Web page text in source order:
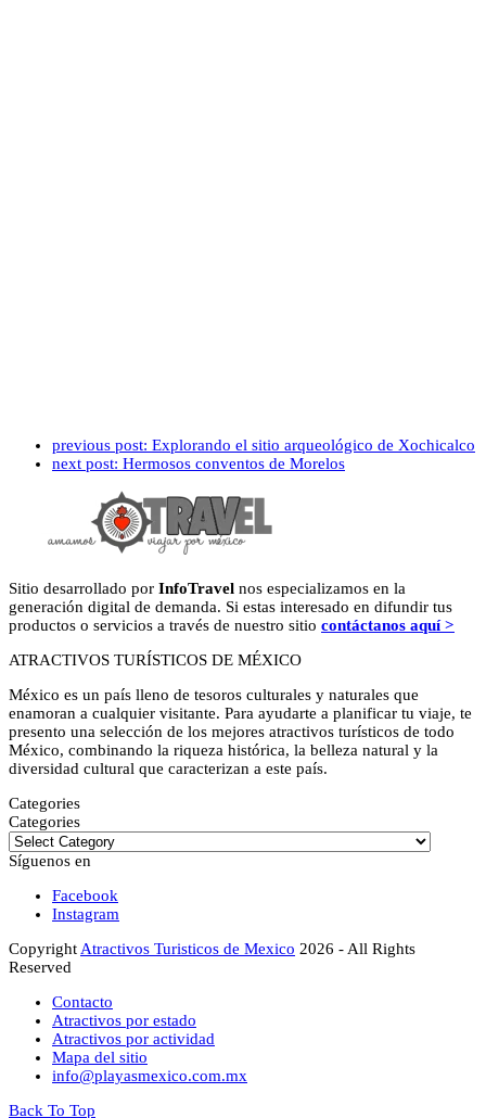
previous post: Explorando el sitio arqueológico de Xochicalco
next post: Hermosos conventos de Morelos
Sitio desarrollado por InfoTravel nos especializamos en la
generación digital de demanda. Si estas interesado en difundir tus
productos o servicios a través de nuestro sitio contáctanos aquí >
ATRACTIVOS TURÍSTICOS DE MÉXICO
México es un país lleno de tesoros culturales y naturales que
enamoran a cualquier visitante. Para ayudarte a planificar tu viaje, te
presento una selección de los mejores atractivos turísticos de todo
México, combinando la riqueza histórica, la belleza natural y la
diversidad cultural que caracterizan a este país.
Categories
Categories
Síguenos en
Facebook
Instagram
CopyrightAtractivos Turisticos de Mexico 2026 - All Rights
Reserved
Contacto
Atractivos por estado
Atractivos por actividad
Mapa del sitio
info@playasmexico.com.mx
Back To Top